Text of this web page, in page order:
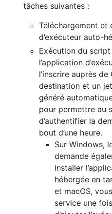
tâches suivantes :
Téléchargement et
d’exécuteur auto-
Exécution du script
l’application
l’inscrire auprès de
destination et un
généré
pour permettre au
d’authentifier la
bout d’une heure.
Sur Windows,
demande
installer
hébergée en
et macOS,
service une